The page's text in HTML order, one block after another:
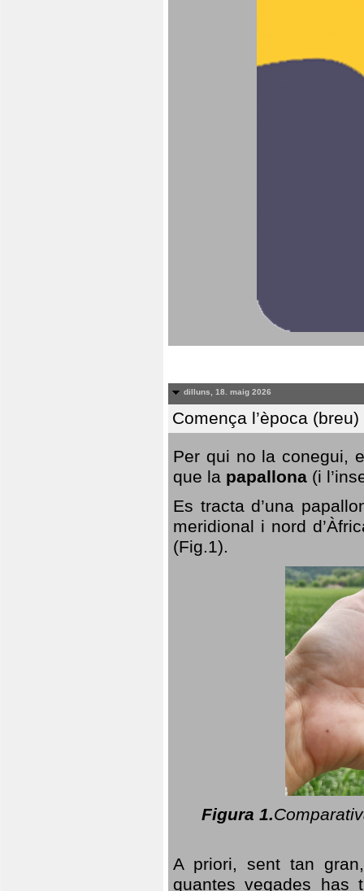
dilluns, 18. maig 2026
Comença l’època
Per qui no la conegui,
que la papallona (i
Es tracta d’una
meridional i nord
(Fig.1).
Figura 1.
A priori, sent tan
quantes vegades has